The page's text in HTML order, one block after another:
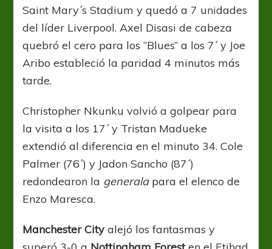
Saint Mary´s Stadium y quedó a 7 unidades
del líder Liverpool. Axel Disasi de cabeza
quebró el cero para los “Blues” a los 7´ y Joe
Aribo estableció la paridad 4 minutos más
tarde.
Christopher Nkunku volvió a golpear para
la visita a los 17´ y Tristan Madueke
extendió al diferencia en el minuto 34. Cole
Palmer (76´) y Jadon Sancho (87´)
redondearon la generalapara el elenco de
Enzo Maresca.
Manchester Cityalejó los fantasmas y